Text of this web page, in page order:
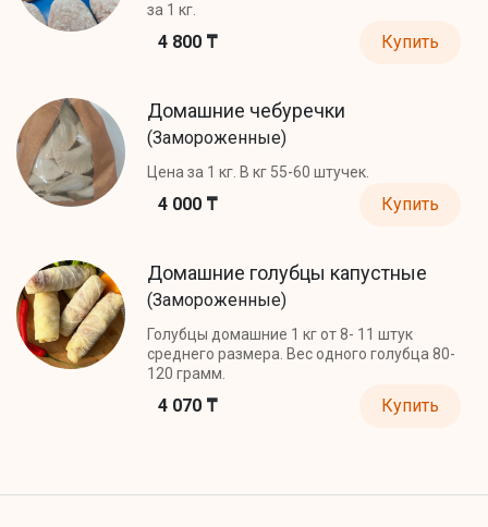
за 1 кг.
4 800 ₸ Купить
Домашние чебуречки
(Замороженные)
Цена за 1 кг. В кг 55-60 штучек.
4 000 ₸ Купить
Домашние голубцы капустные
(Замороженные)
Голубцы домашние 1 кг от 8- 11 штук
среднего размера. Вес одного голубца 80-
120 грамм.
4 070 ₸ Купить